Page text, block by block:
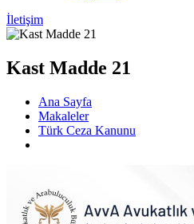
İletişim
Kast Madde 21
Ana Sayfa
Makaleler
Türk Ceza Kanunu